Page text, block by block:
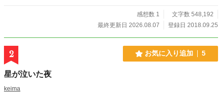
感想数 1
文字数 548,192
最終更新日 2026.08.07
登録日 2018.09.25
2 お気に入り追加 5
星が泣いた夜
keima